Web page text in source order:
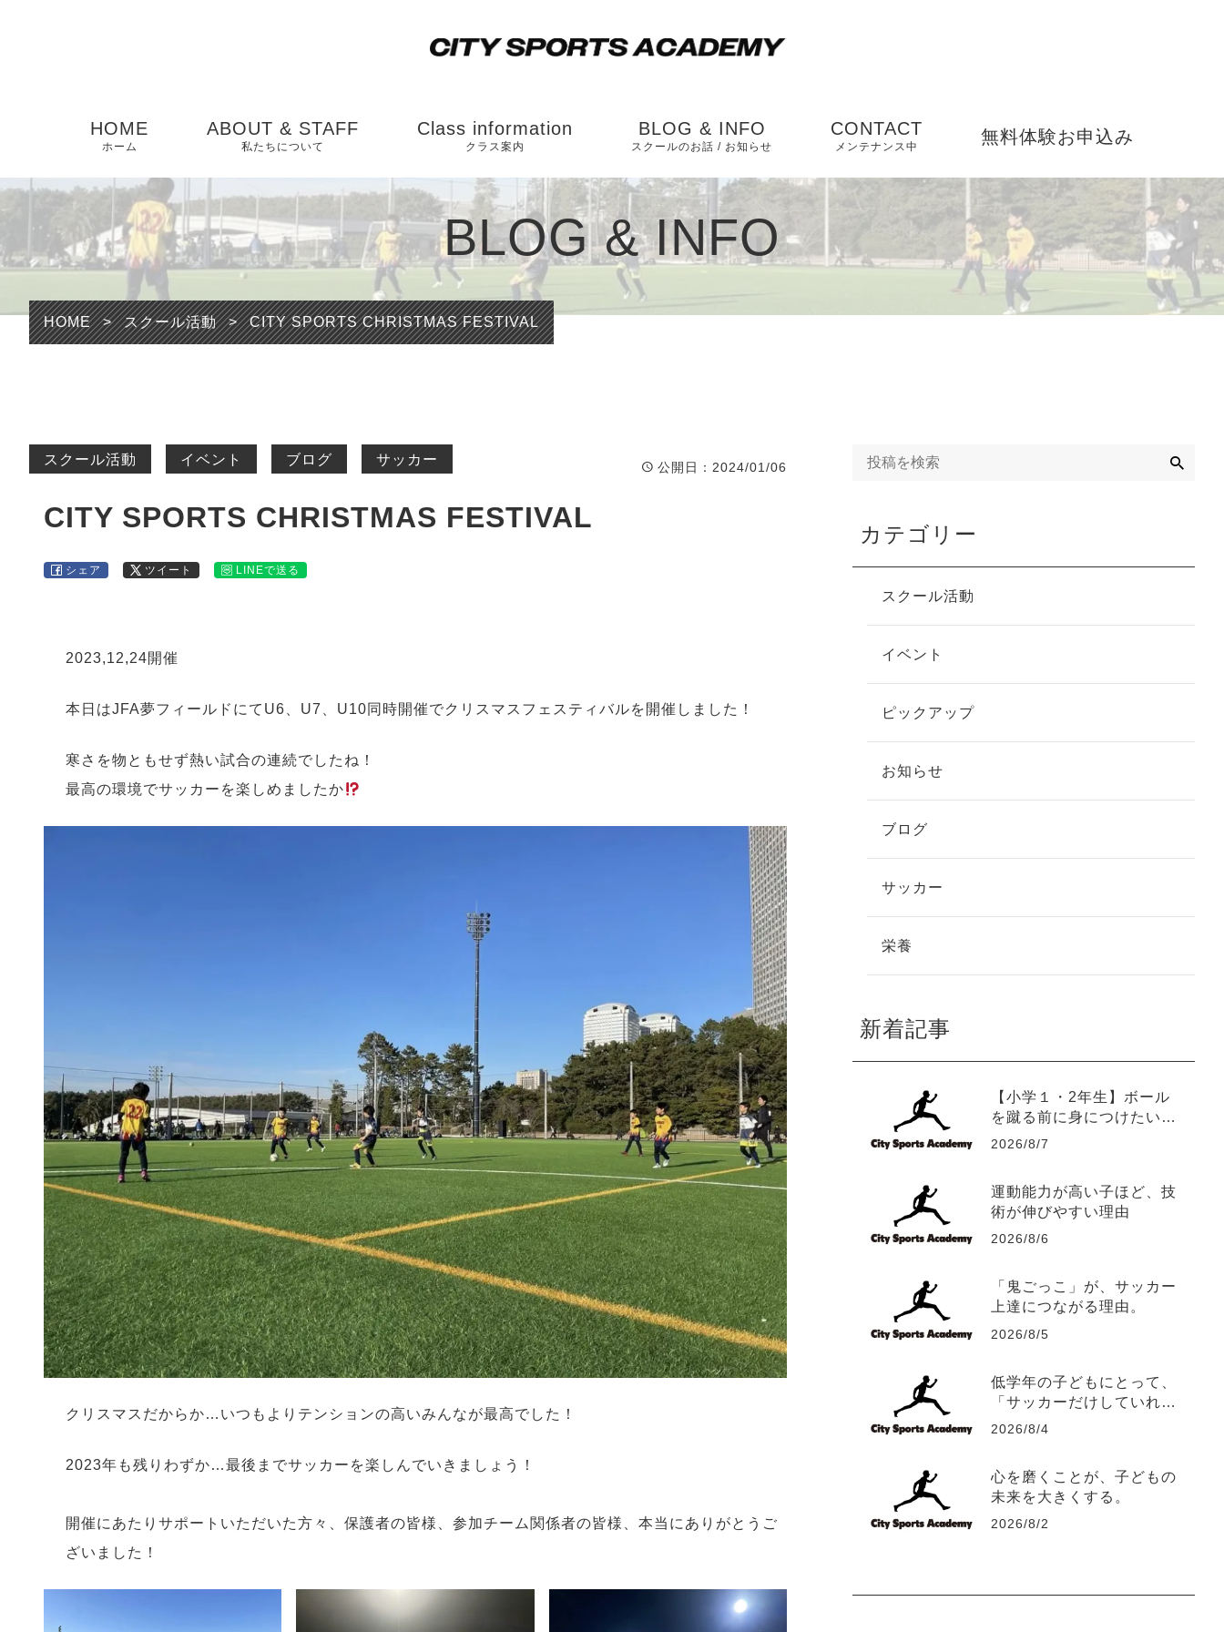
HOME
ホーム
ABOUT & STAFF
私たちについて
Class information
クラス案内
松戸校（ソルテニス
カレッジ横）
市川校（和洋学園
国分キャンパス内）
運動能力向上のスク
BLOG & INFO
スクールのお話 / お知らせ
お知らせ
スクールのお話
CONTACT
メンテナンス中
無料体験お申込み
BLOG & INFO
HOME > スクール活動 > CITY SPORTS CHRISTMAS FESTIVAL
スクール活動 イベント ブログ サッカー
公開日 ：2024/01/06
CITY SPORTS CHRISTMAS FESTIVAL
シェア ツイート LINEで送る
2023,12,24開催
本日はJFA夢フィールドにてU6、U7、U10同時開催でクリスマスフェスティバルを開催しました！
寒さを物ともせず熱い試合の連続でしたね！
最高の環境でサッカーを楽しめましたか
クリスマスだからか…いつもよりテンションの高いみんなが最高でした！
2023年も残りわずか…最後までサッカーを楽しんでいきましょう！
開催にあたりサポートいただいた方々、保護者の皆様、参加チーム関係者の皆様、本当にありがとうご
ざいました！
カテゴリー
スクール活動
イベント
ピックアップ
お知らせ
ブログ
サッカー
栄養
新着記事
【小学１・2年生】ボール
を蹴る前に身につけたい5
つの運動能力
2026/8/7
運動能力が高い子ほど、技
術が伸びやすい理由
2026/8/6
「鬼ごっこ」が、サッカー
上達につながる理由。
2026/8/5
低学年の子どもにとって、
「サッカーだけしていれ
ば、サッカーは上手くな
2026/8/4
心を磨くことが、子どもの
未来を大きくする。
2026/8/2